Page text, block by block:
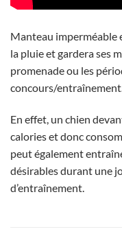
Manteau imperméable
la pluie et gardera ses
promenade ou les
concours/
En effet, un chien
calories et donc
peut également
désirables durant une
d’entraînement.